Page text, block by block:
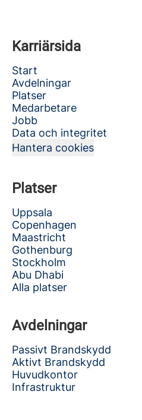
Karriärsida
Start
Avdelningar
Platser
Medarbetare
Jobb
Data och integritet
Hantera cookies
Platser
Uppsala
Copenhagen
Maastricht
Gothenburg
Stockholm
Abu Dhabi
Alla platser
Avdelningar
Passivt Brandskydd
Aktivt Brandskydd
Huvudkontor
Infrastruktur